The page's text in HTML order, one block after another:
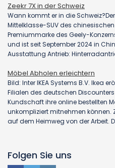
Zeekr 7X in der Schweiz
Wann kommt er in die
Mittelklasse-SUV des chinesischen
Premiummarke des Geely-
und ist seit September 2024 in
Ausstattung Antrieb:
Möbel Abholen erleichtern
Bild: Inter IKEA Systems B.V. Ikea
Filialen des deutschen
Kundschaft ihre online bestellten
unkompliziert mitnehmen können.
auf dem Heimweg von der Arbeit.
Folgen Sie uns